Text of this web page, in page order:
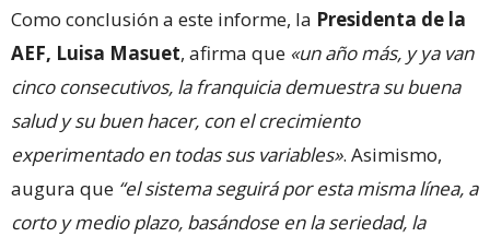
Como conclusión a este informe, la Presidenta de la
AEF, Luisa Masuet, afirma que «un año más, y ya van
cinco consecutivos, la franquicia demuestra su buena
salud y su buen hacer, con el crecimiento
experimentado en todas sus variables». Asimismo,
augura que “el sistema seguirá por esta misma línea, a
corto y medio plazo, basándose en la seriedad, la